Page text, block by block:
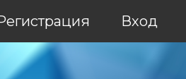
Вход